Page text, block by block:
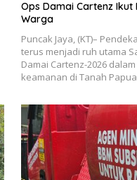
Ops Damai Cartenz Ikut
Warga
Puncak Jaya, (KT)–
terus menjadi ruh utama
Damai Cartenz-2026
keamanan di Tanah